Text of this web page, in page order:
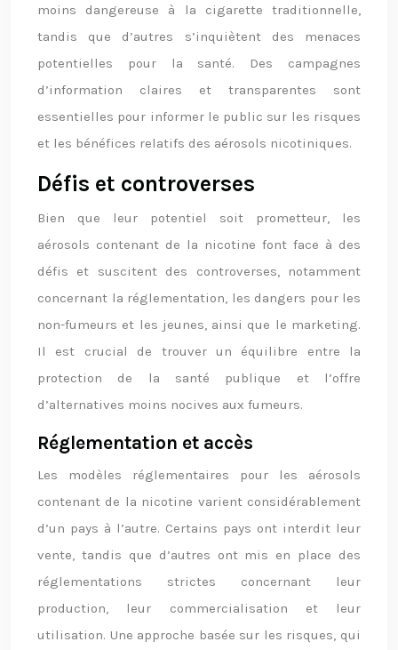
moins dangereuse à la cigarette traditionnelle,
tandis que d’autres s’inquiètent des menaces
potentielles pour la santé. Des campagnes
d’information claires et transparentes sont
essentielles pour informer le public sur les risques
et les bénéfices relatifs des aérosols nicotiniques.
Défis et controverses
Bien que leur potentiel soit prometteur, les
aérosols contenant de la nicotine font face à des
défis et suscitent des controverses, notamment
concernant la réglementation, les dangers pour les
non-fumeurs et les jeunes, ainsi que le marketing.
Il est crucial de trouver un équilibre entre la
protection de la santé publique et l’offre
d’alternatives moins nocives aux fumeurs.
Réglementation et accès
Les modèles réglementaires pour les aérosols
contenant de la nicotine varient considérablement
d’un pays à l’autre. Certains pays ont interdit leur
vente, tandis que d’autres ont mis en place des
réglementations strictes concernant leur
production, leur commercialisation et leur
utilisation. Une approche basée sur les risques, qui